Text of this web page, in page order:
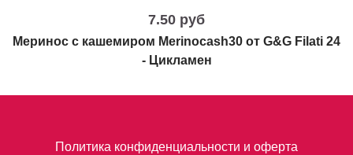
7.50 руб
Меринос с кашемиром Merinocash30 от G&G Filati 24
- Цикламен
Политика конфиденциальности и оферта